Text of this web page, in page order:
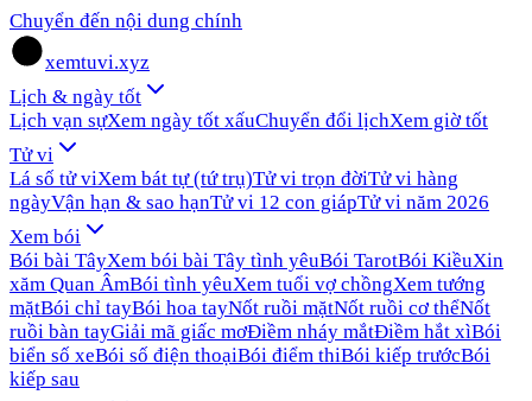
Chuyển đến nội dung chính
xemtuvi.xyz
Lịch & ngày tốt
Lịch vạn sựXem ngày tốt xấuChuyển đổi lịchXem giờ tốt
Tử vi
Lá số tử viXem bát tự (tứ trụ)Tử vi trọn đờiTử vi hàng
ngàyVận hạn & sao hạnTử vi 12 con giápTử vi năm 2026
Xem bói
Bói bài TâyXem bói bài Tây tình yêuBói TarotBói KiềuXin
xăm Quan ÂmBói tình yêuXem tuổi vợ chồngXem tướng
mặtBói chỉ tayBói hoa tayNốt ruồi mặtNốt ruồi cơ thểNốt
ruồi bàn tayGiải mã giấc mơĐiềm nháy mắtĐiềm hắt xìBói
biển số xeBói số điện thoạiBói điểm thiBói kiếp trướcBói
kiếp sau